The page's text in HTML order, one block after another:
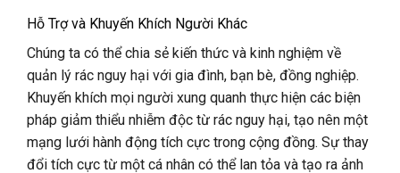
Hỗ Trợ và Khuyến Khích Người Khác
Chúng ta có thể chia sẻ kiến thức và kinh nghiệm về
quản lý rác nguy hại với gia đình, bạn bè, đồng nghiệp.
Khuyến khích mọi người xung quanh thực hiện các biện
pháp giảm thiểu nhiễm độc từ rác nguy hại, tạo nên một
mạng lưới hành động tích cực trong cộng đồng. Sự thay
đổi tích cực từ một cá nhân có thể lan tỏa và tạo ra ảnh